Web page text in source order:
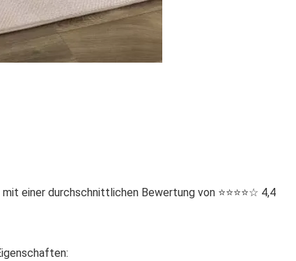
einer durchschnittlichen Bewertung von ⭐️⭐️⭐️⭐️☆ 4,4